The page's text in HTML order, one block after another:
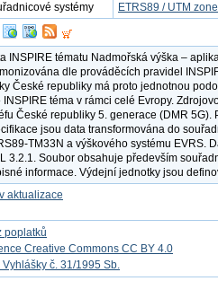
systémy
ETRS89 / UTM
INSPIRE tématu Nadmořská výška –
dle prováděcích pravidel
České republiky má proto jednotnou
INSPIRE téma v rámci celé Evropy.
České republiky 5. generace (DMR 5G).
jsou data transformována do
TM33N a výškového systému EVRS.
3.2.1. Soubor obsahuje především
informace. Výdejní jednotky jsou
aktualizace
poplatků
Creative Commons CC BY 4.0
Vyhlášky č. 31/1995 Sb.